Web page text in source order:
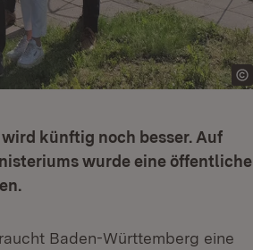
künftig noch besser. Auf
wurde eine öffentliche
Baden-Württemberg eine